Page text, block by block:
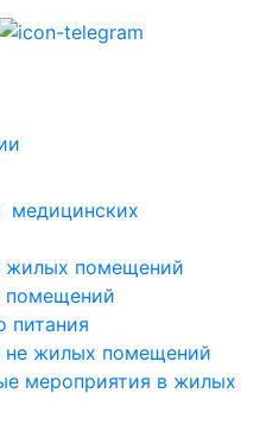
медицинских
жилых помещений
помещений
питания
не жилых помещений
мероприятия в жилых